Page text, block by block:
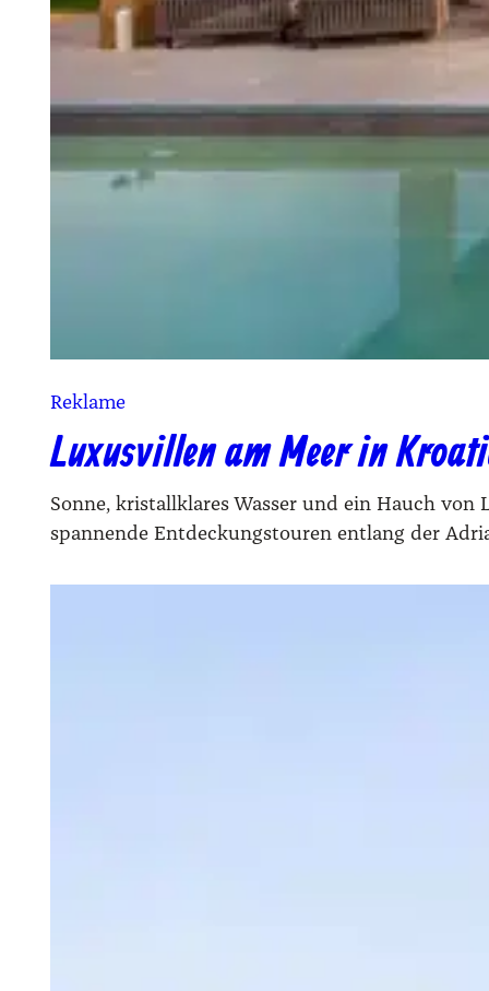
Reklame
Luxusvillen am Meer in
Sonne, kristallklares Wasser und ein Hauch
spannende Entdeckungstouren entlang der